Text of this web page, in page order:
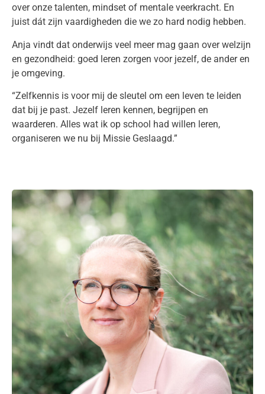
over onze talenten, mindset of mentale veerkracht. En
juist dát zijn vaardigheden die we zo hard nodig hebben.
Anja vindt dat onderwijs veel meer mag gaan over welzijn
en gezondheid: goed leren zorgen voor jezelf, de ander en
je omgeving.
“Zelfkennis is voor mij de sleutel om een leven te leiden
dat bij je past. Jezelf leren kennen, begrijpen en
waarderen. Alles wat ik op school had willen leren,
organiseren we nu bij Missie Geslaagd.”